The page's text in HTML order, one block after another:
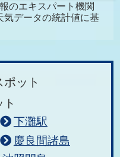
のエキスパート機関
気データの統計値に基
ット
下灘駅
慶良間諸島